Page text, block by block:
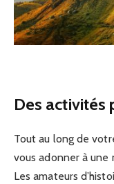
Des activités
Tout au long de
vous adonner à une
Les amateurs